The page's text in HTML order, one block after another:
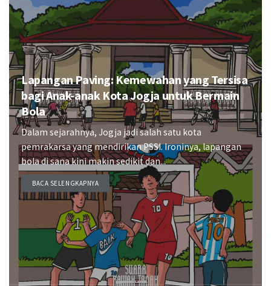
Lapangan Paving: Kemewahan yang Tersisa
bagi Anak-anak Kota Jogja untuk Bermain
Bola
Dalam sejarahnya, Jogja jadi salah satu kota
pemrakarsa yang mendirikan PSSI. Ironinya, lapangan
bola di sana kini makin sedikit dan...
BACA SELENGKAPNYA DETAILS